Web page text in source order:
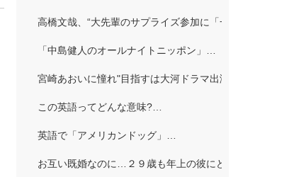
高橋文哉、“大先輩のサプライズ参加に「一気に委縮し
「中島健人のオールナイトニッポン」…
宮崎あおいに憧れ"目指すは大河ドラマ出演 英映画祭
この英語ってどんな意味?…
英語で「アメリカンドッグ」…
お互い既婚なのに…２９歳も年上の彼にどうしようも